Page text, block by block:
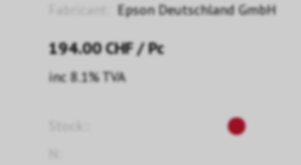
Epson Deutschland GmbH
194.00CHF/ Pc
inc 8.1% TVA